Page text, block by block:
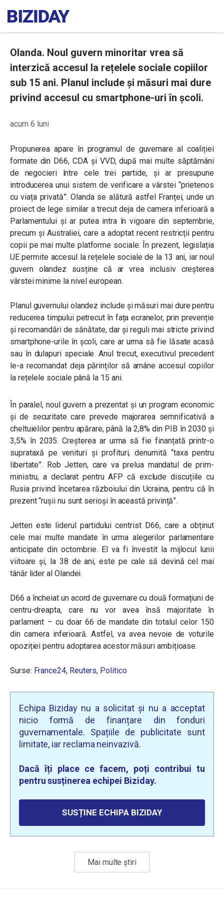
Olanda. Noul guvern minoritar vrea să
interzică accesul la rețelele sociale copiilor
sub 15 ani. Planul include și măsuri mai dure
privind accesul cu smartphone-uri în școli.
acum 6 luni
Propunerea apare în programul de guvernare al coaliției
formate din D66, CDA și VVD, după mai multe săptămâni
de negocieri între cele trei partide, și ar presupune
introducerea unui sistem de verificare a vârstei “prietenos
cu viața privată”. Olanda se alătură astfel Franței, unde un
proiect de lege similar a trecut deja de camera inferioară a
Parlamentului și ar putea intra în vigoare din septembrie,
precum și Australiei, care a adoptat recent restricții pentru
copii pe mai multe platforme sociale. În prezent, legislația
UE permite accesul la rețelele sociale de la 13 ani, iar noul
guvern olandez susține că ar vrea inclusiv creșterea
vârstei minime la nivel european.
Planul guvernului olandez include și măsuri mai dure pentru
reducerea timpului petrecut în fața ecranelor, prin prevenție
și recomandări de sănătate, dar și reguli mai stricte privind
smartphone-urile în școli, care ar urma să fie lăsate acasă
sau în dulapuri speciale. Anul trecut, executivul precedent
le-a recomandat deja părinților să amâne accesul copiilor
la rețelele sociale până la 15 ani.
În paralel, noul guvern a prezentat și un program economic
și de securitate care prevede majorarea semnificativă a
cheltuielilor pentru apărare, până la 2,8% din PIB în 2030 și
3,5% în 2035. Creșterea ar urma să fie finanțată printr-o
suprataxă pe venituri și profituri, denumită “taxa pentru
libertate”. Rob Jetten, care va prelua mandatul de prim-
ministru, a declarat pentru AFP că exclude discuțiile cu
Rusia privind încetarea războiului din Ucraina, pentru că în
prezent “rușii nu sunt serioși în această privință”.
Jetten este liderul partidului centrist D66, care a obținut
cele mai multe mandate în urma alegerilor parlamentare
anticipate din octombrie. El va fi învestit la mijlocul lunii
viitoare și, la 38 de ani, este pe cale să devină cel mai
tânăr lider al Olandei.
D66 a încheiat un acord de guvernare cu două formațiuni de
centru-dreapta, care nu vor avea însă majoritate în
parlament – cu doar 66 de mandate din totalul celor 150
din camera inferioară. Astfel, va avea nevoie de voturile
opoziției pentru adoptarea acestor măsuri ambițioase.
Surse: France24, Reuters, Politico
Echipa Biziday nu a solicitat și nu a acceptat
nicio formă de finanțare din fonduri
guvernamentale. Spațiile de publicitate sunt
limitate, iar reclama neinvazivă.
Dacă îți place ce facem, poți contribui tu
pentru susținerea echipei Biziday.
SUSȚINE ECHIPA BIZIDAY
Mai multe știri